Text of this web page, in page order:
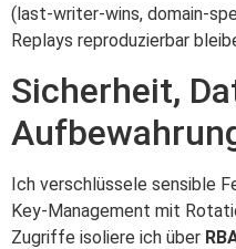
(last‑writer‑wins,
Replays reproduzierbar
Sicherheit,
Ich verschlüssele sensible
Key‑Management mit
Zugriffe isoliere ich über